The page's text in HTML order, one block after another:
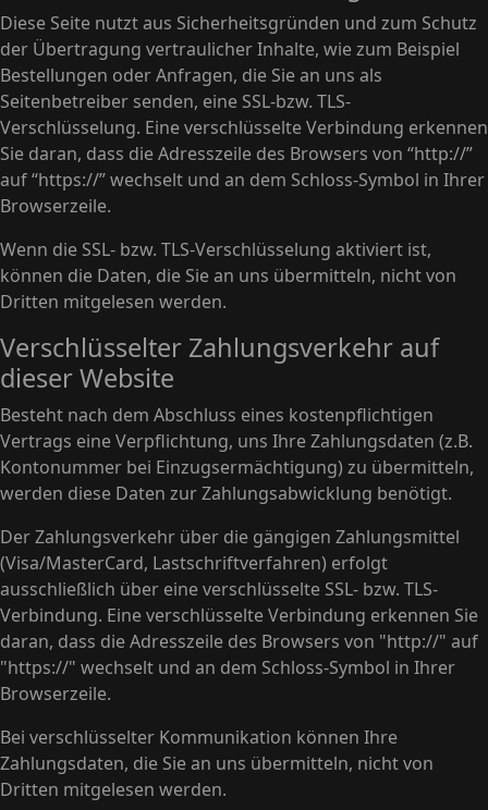
Diese Seite nutzt aus Sicherheitsgründen und zum Schutz
der Übertragung vertraulicher Inhalte, wie zum Beispiel
Bestellungen oder Anfragen, die Sie an uns als
Seitenbetreiber senden, eine SSL-bzw. TLS-
Verschlüsselung. Eine verschlüsselte Verbindung erkennen
Sie daran, dass die Adresszeile des Browsers von “http://”
auf “https://” wechselt und an dem Schloss-Symbol in Ihrer
Browserzeile.
Wenn die SSL- bzw. TLS-Verschlüsselung aktiviert ist,
können die Daten, die Sie an uns übermitteln, nicht von
Dritten mitgelesen werden.
Verschlüsselter Zahlungsverkehr auf
dieser Website
Besteht nach dem Abschluss eines kostenpflichtigen
Vertrags eine Verpflichtung, uns Ihre Zahlungsdaten (z.B.
Kontonummer bei Einzugsermächtigung) zu übermitteln,
werden diese Daten zur Zahlungsabwicklung benötigt.
Der Zahlungsverkehr über die gängigen Zahlungsmittel
(Visa/MasterCard, Lastschriftverfahren) erfolgt
ausschließlich über eine verschlüsselte SSL- bzw. TLS-
Verbindung. Eine verschlüsselte Verbindung erkennen Sie
daran, dass die Adresszeile des Browsers von "http://" auf
"https://" wechselt und an dem Schloss-Symbol in Ihrer
Browserzeile.
Bei verschlüsselter Kommunikation können Ihre
Zahlungsdaten, die Sie an uns übermitteln, nicht von
Dritten mitgelesen werden.